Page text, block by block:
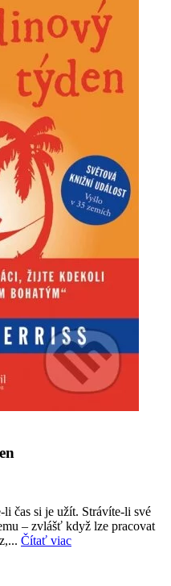
li čas si je užít. Strávíte-li své
– zvlášť když lze pracovat
Čítať viac